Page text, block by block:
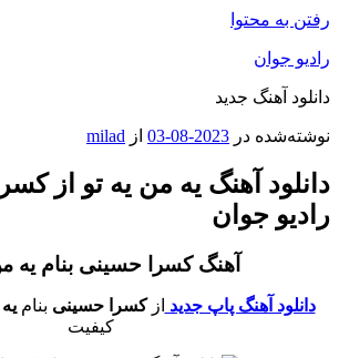
رفتن به محتوا
رادیو جوان
دانلود آهنگ جدید
نوشته‌شده در 2023-08-03 از milad
دانلود آهنگ یه من یه تو از
رادیو جوان
آهنگ کسرا حسینی بنام یه
دانلود آهنگ پاپ جدید ازکسرا حسینی بنام
کیفیت